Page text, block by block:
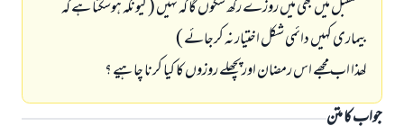
مستقبل میں بھی میں روزے رکھ سکوں گا کہ نہيں ( کیونکہ ہوسکتا ہے کہ
بیماری کہیں دائمی شکل اختیار نہ کرجائے )
لھذا اب مجھے اس رمضان اورپچھلے روزوں کا کیا کرنا چاہیے ؟
جواب کا متن